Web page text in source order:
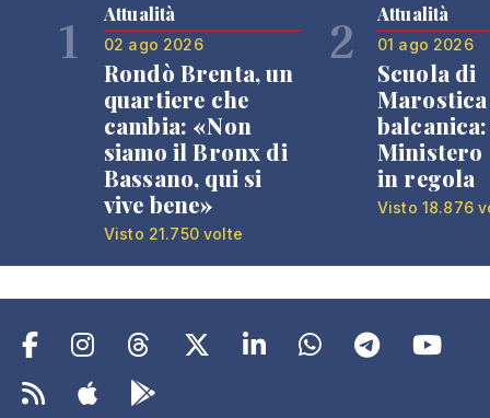
1 Attualità
02 ago 2026
Rondò Brenta, un
quartiere che
cambia: «Non
siamo il Bronx di
Bassano, qui si
vive bene»
Visto 21.750 volte
2 Attualità
01 ago 2026
Scuola di
Ministero
in regola
Visto 18.876